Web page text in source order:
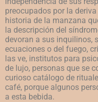
preocupados por la
historia de la manzana
la descripción del
devoran a sus inquilinos,
ecuaciones o del fuego,
las ve, institutos para
de lujo, personas que se
curioso catálogo de
café, porque algunos
a esta bebida.